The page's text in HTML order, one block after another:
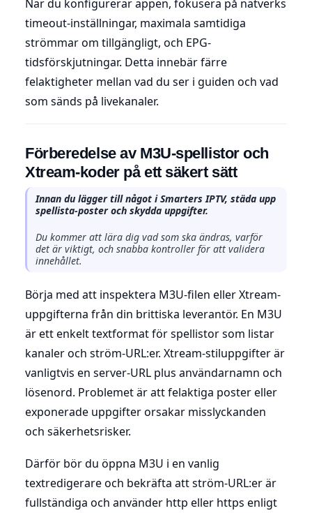
När du konfigurerar appen, fokusera på nätverks
timeout-inställningar, maximala samtidiga
strömmar om tillgängligt, och EPG-
tidsförskjutningar. Detta innebär färre
felaktigheter mellan vad du ser i guiden och vad
som sänds på livekanaler.
Förberedelse av M3U-spellistor och
Xtream-koder på ett säkert sätt
Innan du lägger till något i Smarters IPTV, städa upp
spellista-poster och skydda uppgifter.
Du kommer att lära dig vad som ska ändras, varför
det är viktigt, och snabba kontroller för att validera
innehållet.
Börja med att inspektera M3U-filen eller Xtream-
uppgifterna från din brittiska leverantör. En M3U
är ett enkelt textformat för spellistor som listar
kanaler och ström-URL:er. Xtream-stiluppgifter är
vanligtvis en server-URL plus användarnamn och
lösenord. Problemet är att felaktiga poster eller
exponerade uppgifter orsakar misslyckanden
och säkerhetsrisker.
Därför bör du öppna M3U i en vanlig
textredigerare och bekräfta att ström-URL:er är
fullständiga och använder http eller https enligt